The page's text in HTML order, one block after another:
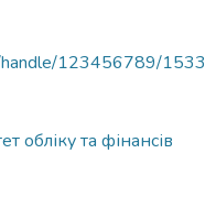
handle/123456789/1533
обліку та фінансів